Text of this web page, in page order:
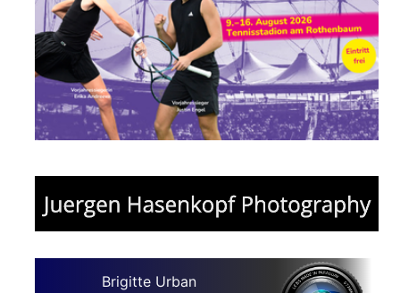
Brigitte Urban